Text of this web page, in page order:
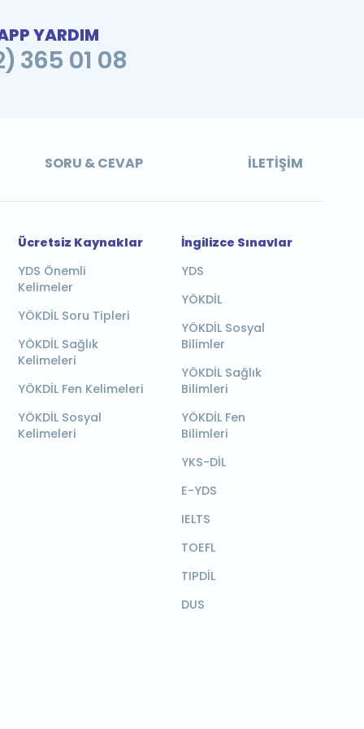
YARDIM
365 01 08
SORU & CEVAP İLETIŞIM
Ücretsiz Kaynaklar
YDS Önemli
Kelimeler
YÖKDİL Soru Tipleri
YÖKDİL Sağlık
Kelimeleri
YÖKDİL Fen Kelimeleri
YÖKDİL Sosyal
Kelimeleri
İngilizce Sınavlar
YDS
YÖKDİL
YÖKDİL Sosyal
Bilimler
YÖKDİL Sağlık
Bilimleri
YÖKDİL Fen
Bilimleri
YKS-DİL
E-YDS
IELTS
TOEFL
TIPDİL
DUS